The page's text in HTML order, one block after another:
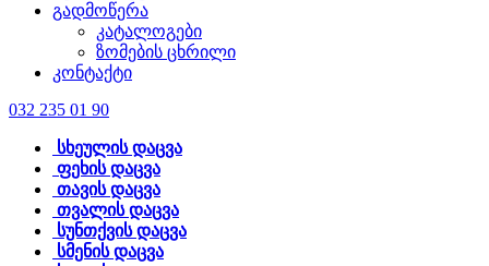
გადმოწერა
კატალოგები
ზომების ცხრილი
კონტაქტი
032 235 01 90
სხეულის დაცვა
ფეხის დაცვა
თავის დაცვა
თვალის დაცვა
სუნთქვის დაცვა
სმენის დაცვა